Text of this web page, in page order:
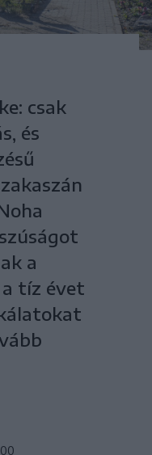
csak
és
a
tíz évet